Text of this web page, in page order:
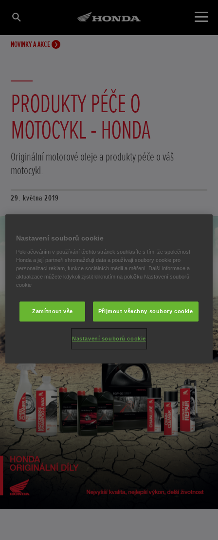
NOVINKY A AKCE
PRODUKTY PÉČE O
MOTOCYKL - HONDA
Originální motorové oleje a produkty péče o váš
motocykl.
29. května 2019
Nastavení souborů cookie
Pokračováním v používání těchto stránek souhlasíte s tím, že společnost
Honda a její partneři shromažďují data a používají soubory cookie pro
personalizaci reklam, funkce sociálních médií a měření. Další informace a
aktualizace můžete kdykoli zjistit kliknutím na položku Nastavení souborů
cookie
Zamítnout vše Přijmout všechny soubory cookie
Nastavení souborů cookie